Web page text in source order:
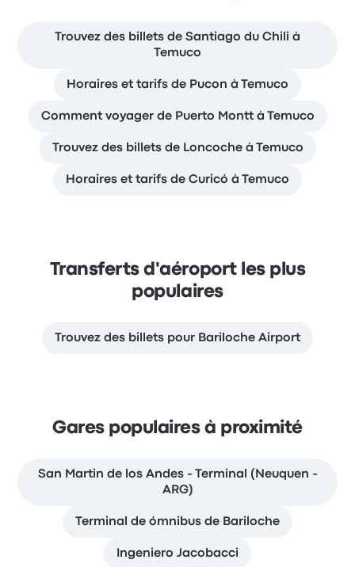
Trouvez des billets de Santiago du Chili à
Temuco
Horaires et tarifs de Pucon à Temuco
Comment voyager de Puerto Montt à Temuco
Trouvez des billets de Loncoche à Temuco
Horaires et tarifs de Curicó à Temuco
Transferts d'aéroport les plus
populaires
Trouvez des billets pour Bariloche Airport
Gares populaires à proximité
San Martin de los Andes - Terminal (Neuquen -
ARG)
Terminal de ómnibus de Bariloche
Ingeniero Jacobacci